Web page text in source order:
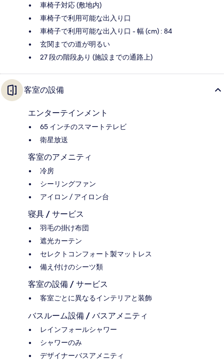
車椅子対応 (敷地内)
車椅子で利用可能な出入り口
車椅子で利用可能な出入り口 - 幅 (cm) : 84
玄関までの道が明るい
27 段の階段あり (施設までの通路上)
客室の設備
エンターテインメント
65 インチのスマートテレビ
衛星放送
客室のアメニティ
冷房
シーリングファン
アイロン / アイロン台
寝具 / サービス
羽毛の掛け布団
遮光カーテン
セレクトコンフォート製マットレス
備え付けのシーツ類
客室の設備 / サービス
客室ごとに異なるインテリアと装飾
バスルーム設備 / バスアメニティ
レインフォールシャワー
シャワーのみ
デザイナーバスアメニティ